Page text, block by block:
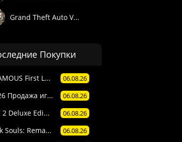
в течение 3 часов в рабочее время
в описании товара.
гарантия.
сайт, VK или Telegram.
Grand Theft Auto V...
Покупки
First L... 06.08.26
Продажа иг... 06.08.26
2 Deluxe Edi... 06.08.26
Souls: Rema... 06.08.26